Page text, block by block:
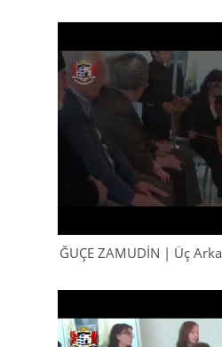
ĞUÇE ZAMUDİN | Üç